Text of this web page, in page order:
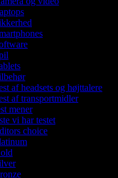
af headsets og højttalere
af transportmidler
mener
vi har testet
choice